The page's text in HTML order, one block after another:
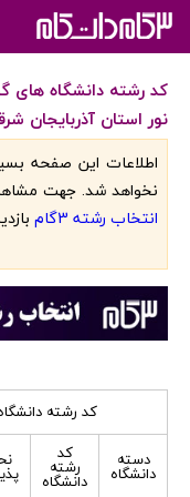
کد رشته دانشگاه های
نور استان آذربایجان
اطلاعات اين صفحه
نخواهد شد. جهت
انتخاب رشته 3گام
کد رشته
دسته
دانشگاه
کد
رشته
دانشگاه